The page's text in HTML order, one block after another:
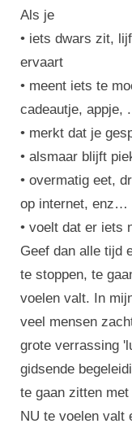
Als je
• iets dwars zit,
ervaart
• meent iets te
cadeautje, appje,
• merkt dat je
• alsmaar blijft
• overmatig eet,
op internet, enz…
• voelt dat er iets
Geef dan alle tijd
te stoppen, te
voelen valt. In
veel mensen
grote verrassing
gidsende
te gaan zitten
NU te voelen valt